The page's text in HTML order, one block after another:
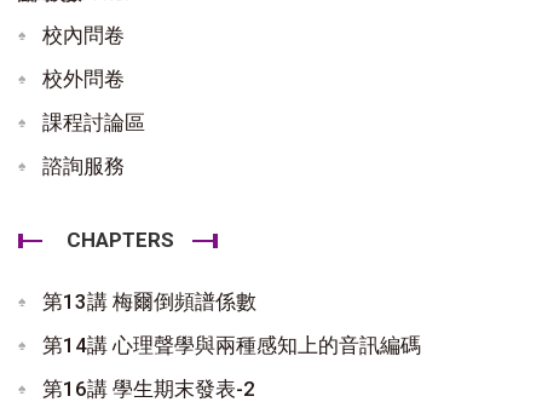
校內問卷
校外問卷
課程討論區
諮詢服務
CHAPTERS
第13講 梅爾倒頻譜係數
第14講 心理聲學與兩種感知上的音訊編碼
第16講 學生期末發表-2